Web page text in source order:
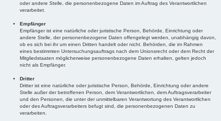
oder andere Stelle, die personenbezogene Daten im Auftrag des Verantwortlichen
verarbeitet.
Empfänger
Empfänger ist eine natürliche oder juristische Person, Behörde, Einrichtung oder
andere Stelle, der personenbezogene Daten offengelegt werden, unabhängig davon,
ob es sich bei ihr um einen Dritten handelt oder nicht. Behörden, die im Rahmen
eines bestimmten Untersuchungsauftrags nach dem Unionsrecht oder dem Recht der
Mitgliedstaaten möglicherweise personenbezogene Daten erhalten, gelten jedoch
nicht als Empfänger.
Dritter
Dritter ist eine natürliche oder juristische Person, Behörde, Einrichtung oder andere
Stelle außer der betroffenen Person, dem Verantwortlichen, dem Auftragsverarbeiter
und den Personen, die unter der unmittelbaren Verantwortung des Verantwortlichen
oder des Auftragsverarbeiters befugt sind, die personenbezogenen Daten zu
verarbeiten.